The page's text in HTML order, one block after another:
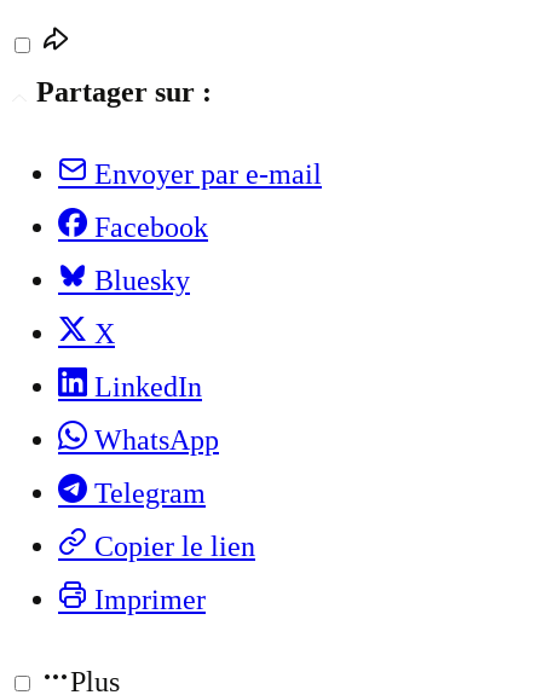
Partager sur :
Envoyer par e-mail
Facebook
Bluesky
X
LinkedIn
WhatsApp
Telegram
Copier le lien
Imprimer
Plus